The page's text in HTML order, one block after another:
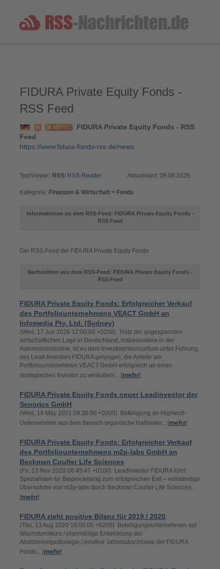
FIDURA Private Equity Fonds -
RSS Feed
FIDURA Private Equity Fonds - RSS
Feed
https://www.fidura-fonds-rss.de/news
Typ/Viewer: RSS/ RSS-Reader Aktualisiert: 08.08.2026
Kategorie: Finanzen & Wirtschaft > Fonds
Informationen zu dem RSS-Feed: FIDURA Private Equity Fonds -
RSS Feed
Der RSS-Feed der FIDURA Private Equity Fonds
Nachrichten aus dem RSS-Feed: FIDURA Private Equity Fonds -
RSS Feed
FIDURA Private Equity Fonds: Erfolgreicher Verkauf
des Portfoliounternehmens VEACT GmbH an
Infomedia Pty. Ltd. (Sydney)
(Wed, 17 Jun 2026 12:00:00 +0200) Trotz der angespannten
wirtschaftlichen Lage in Deutschland, insbesondere in der
Automobilindustrie, ist es dem Investorenkonsortium unter Führung
des Lead-Investors FIDURA gelungen, die Anteile am
Portfoliounternehmen VEACT GmbH erfolgreich an einen
strategischen Investor zu veräußern... [mehr]
FIDURA Private Equity Fonds neuer Leadinvestor der
Senorics GmbH
(Wed, 19 May 2021 09:30:00 +0200) Beteiligung an Hightech-
Unternehmen aus dem Bereich organische Halbleiter... [mehr]
FIDURA Private Equity Fonds: Erfolgreicher Verkauf
des Portfoliounternehmens m2p-labs GmbH an
Beckman Coulter Life Sciences
(Fri, 13 Nov 2020 06:45:47 +0100) Leadinvestor FIDURA führt
Spezialisten für Bioprocessing zum erfolgreichen Exit – vollständige
Übernahme von m2p-labs durch Beckman Coulter Life Sciences...
[mehr]
FIDURA zieht positive Bilanz für 2019 / 2020
(Thu, 13 Aug 2020 16:00:00 +0200) Beteiligungsunternehmen auf
Wachstumskurs / planmäßige Entwicklung der
Absicherungsstrategie / positive Jahresabschlüsse der FIDURA
Fonds... [mehr]